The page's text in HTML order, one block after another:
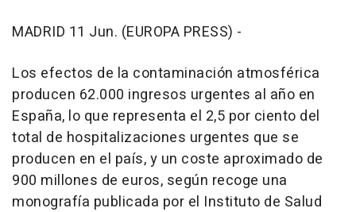
MADRID 11 Jun. (EUROPA PRESS) -
Los efectos de la contaminación atmosférica
producen 62.000 ingresos urgentes al año en
España, lo que representa el 2,5 por ciento del
total de hospitalizaciones urgentes que se
producen en el país, y un coste aproximado de
900 millones de euros, según recoge una
monografía publicada por el Instituto de Salud